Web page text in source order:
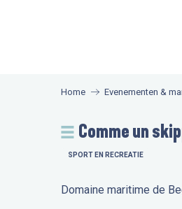
Home Evenementen &
Comme un
SPORT EN RECREATIE
Domaine maritime de